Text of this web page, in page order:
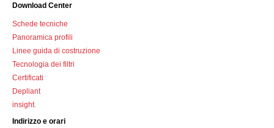
Download Center
Schede tecniche
Panoramica profili
Linee guida di costruzione
Tecnologia dei filtri
Certificati
Depliant
insight.
Indirizzo e orari